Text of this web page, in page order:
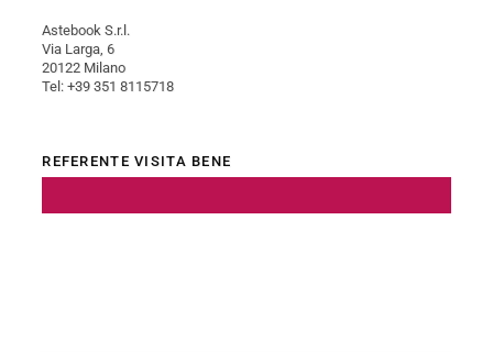
Astebook S.r.l.
Via Larga, 6
20122 Milano
Tel: +39 351 8115718
REFERENTE VISITA BENE